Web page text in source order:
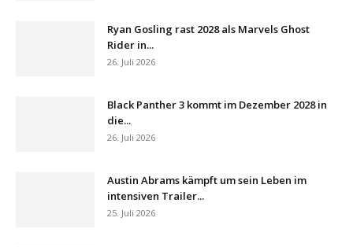
Ryan Gosling rast 2028 als Marvels Ghost
Rider in...
26. Juli 2026
Black Panther 3 kommt im Dezember 2028 in
die...
26. Juli 2026
Austin Abrams kämpft um sein Leben im
intensiven Trailer...
25. Juli 2026